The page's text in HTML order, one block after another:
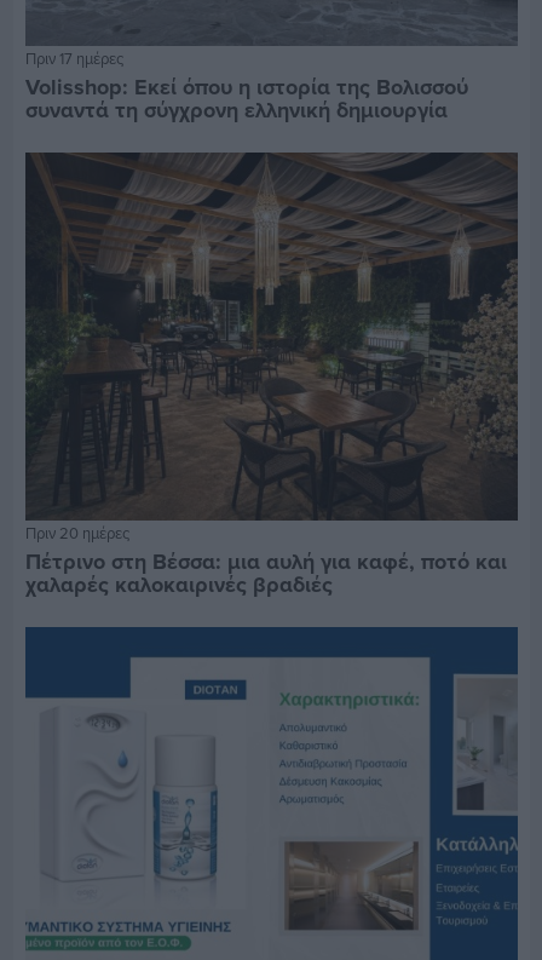
Πριν 17 ημέρες
Volisshop: Εκεί όπου η ιστορία της Βολισσού
συναντά τη σύγχρονη ελληνική δημιουργία
Πριν 20 ημέρες
Πέτρινο στη Βέσσα: μια αυλή για καφέ, ποτό και
χαλαρές καλοκαιρινές βραδιές